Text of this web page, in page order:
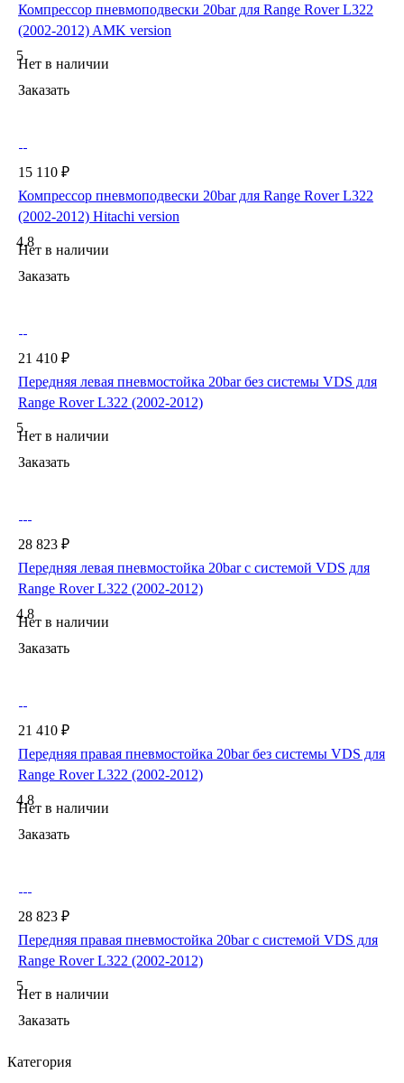
Компрессор пневмоподвески 20bar для Range Rover L322
(2002-2012) AMK version
5
Нет в наличии
Заказать
15 110 ₽
Компрессор пневмоподвески 20bar для Range Rover L322
(2002-2012) Hitachi version
4.8
Нет в наличии
Заказать
21 410 ₽
Передняя левая пневмостойка 20bar без системы VDS для
Range Rover L322 (2002-2012)
5
Нет в наличии
Заказать
28 823 ₽
Передняя левая пневмостойка 20bar с системой VDS для
Range Rover L322 (2002-2012)
4.8
Нет в наличии
Заказать
21 410 ₽
Передняя правая пневмостойка 20bar без системы VDS для
Range Rover L322 (2002-2012)
4.8
Нет в наличии
Заказать
28 823 ₽
Передняя правая пневмостойка 20bar с системой VDS для
Range Rover L322 (2002-2012)
5
Нет в наличии
Заказать
Категория